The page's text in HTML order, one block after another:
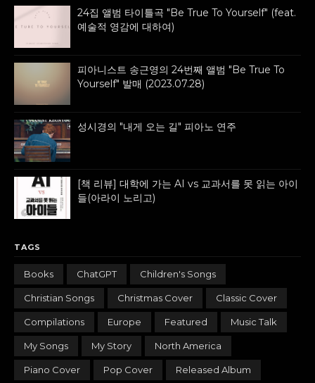
24집 앨범 타이틀곡 "Be True To Yourself" (feat.
예술적 영감에 대하여)
피아니스트 송근영의 24번째 앨범 "Be True To
Yourself" 발매 (2023.07.28)
성시경의 "내게 오는 길" 피아노 연주
[책 리뷰] 대학에 가는 AI vs 교과서를 못 읽는 아이
들(아라이 노리고)
TAGS
Books ChatGPT Children's Songs
Christian Songs Christmas Cover Classic Cover
Compilations Europe Featured Music Talk
My Songs My Story North America
Piano Cover Pop Cover Released Album